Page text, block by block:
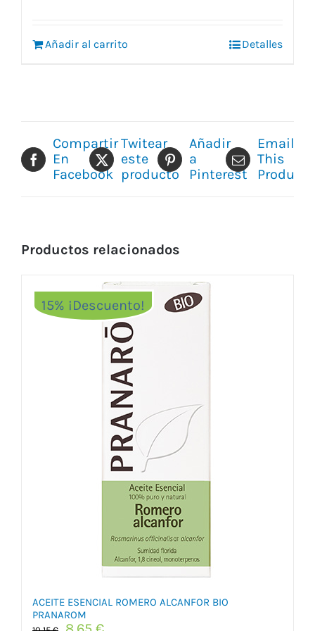
15,50 €.14,75 €.
Añadir al carrito Detalles
Compartir
En
Facebook
Twitear
este
producto
Añadir
a
Pinterest
Email
This
Product
Productos relacionados
15% ¡Descuento!
ACEITE ESENCIAL ROMERO ALCANFOR BIO
PRANAROM